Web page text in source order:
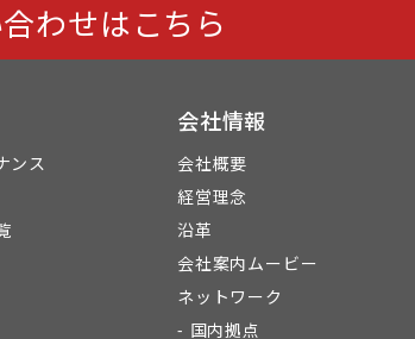
わせはこちら
ンス
会社情報
会社概要
経営理念
沿革
会社案内ムービー
ネットワーク
- 国内拠点